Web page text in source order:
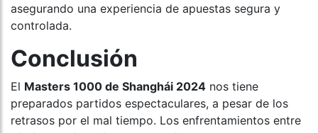
asegurando una experiencia de apuestas segura y
controlada.
Conclusión
El Masters 1000 de Shanghái 2024 nos tiene
preparados partidos espectaculares, a pesar de los
retrasos por el mal tiempo. Los enfrentamientos entre